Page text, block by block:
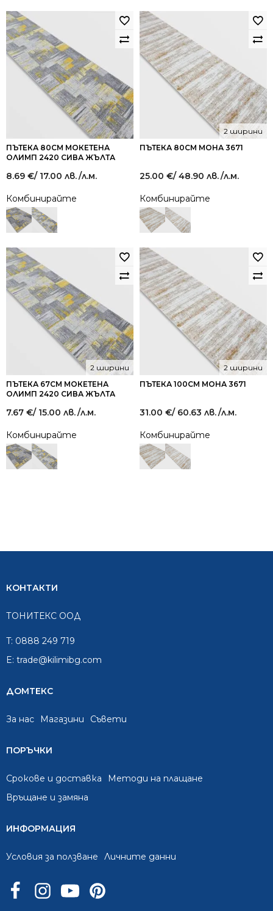
ПЪТЕКА 80СМ МОКЕТЕНА
ОЛИМП 2420 СИВА ЖЪЛТА
8.69 €/ 17.00 лв./л.м.
Комбинирайте
ПЪТЕКА 80СМ МОНА 3671
2 ширини
25.00 €/ 48.90 лв./л.м.
Комбинирайте
ПЪТЕКА 67СМ МОКЕТЕНА
ОЛИМП 2420 СИВА ЖЪЛТА
2 ширини
7.67 €/ 15.00 лв./л.м.
Комбинирайте
ПЪТЕКА 100СМ МОНА 3671
2 ширини
31.00 €/ 60.63 лв./л.м.
Комбинирайте
КОНТАКТИ
ТОНИТЕКС ООД
T: 0888 249 719
E: trade@kilimibg.com
ДОМТЕКС
За нас Mагазини Съвети
ПОРЪЧКИ
Срокове и доставка
Методи на плащане
Връщане и замяна
ИНФОРМАЦИЯ
Условия за ползване Личните данни